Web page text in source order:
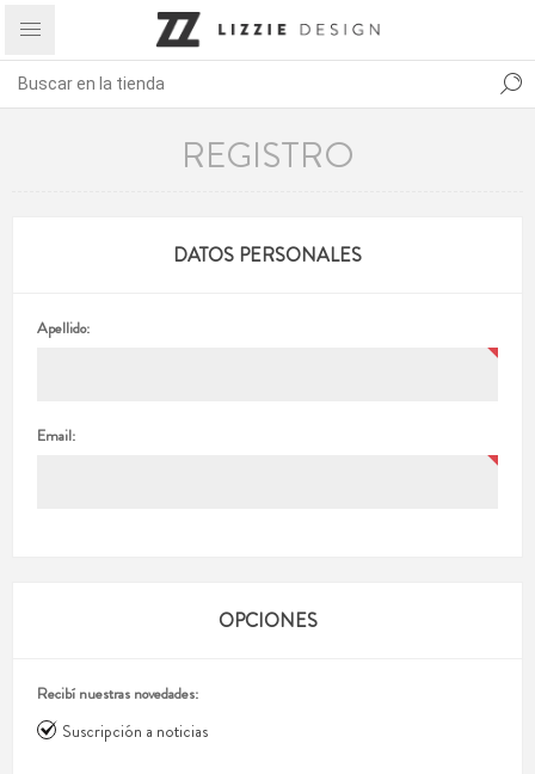
REGISTRO
DATOS PERSONALES
Apellido:
Email:
OPCIONES
Recibí nuestras novedades:
Suscripción a noticias